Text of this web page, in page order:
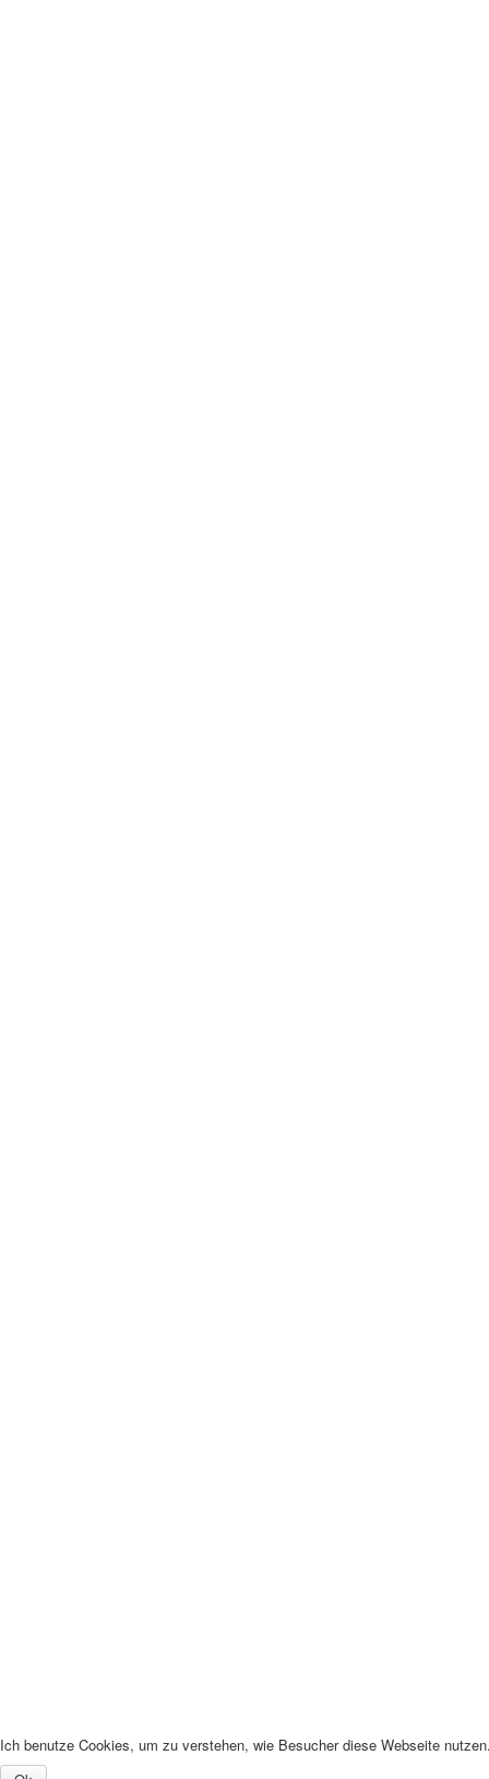
Ich benutze Cookies, um zu verstehen, wie Besucher diese Webseite